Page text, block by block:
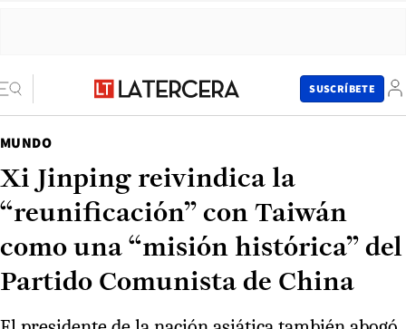
SUSCRÍBETE
MUNDO
Xi Jinping reivindica la
“reunificación” con Taiwán
como una “misión histórica” del
Partido Comunista de China